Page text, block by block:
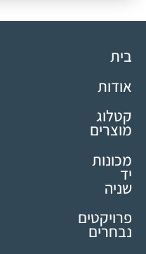
בית
אודות
קטלוג
מוצרים
מכונות
יד
שניה
פרויקטים
נבחרים